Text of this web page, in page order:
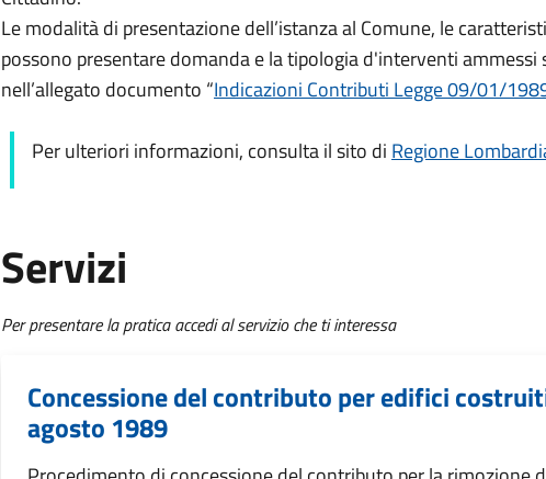
Le modalità di presentazione dell’istanza al Comune, le
possono presentare domanda e la tipologia d'interventi
nell’allegato documento “Indicazioni Contributi Legge 09/01/
Per ulteriori informazioni, consulta il sito di Regione
Servizi
Per presentare la pratica accedi al servizio che ti interessa
Concessione del contributo per edifici
agosto 1989